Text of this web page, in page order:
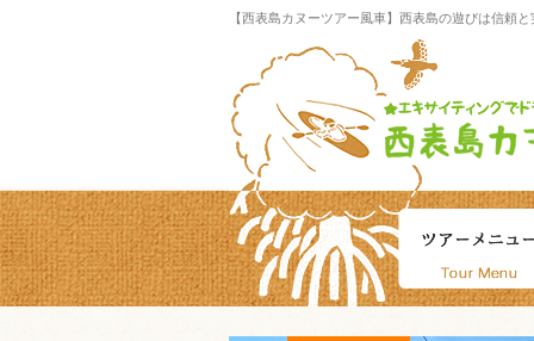
【西表島カヌーツアー風車】西表島の遊びは信頼